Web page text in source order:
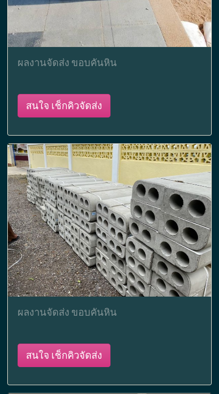
ผลงานจัดส่ง ขอบคันหิน
สนใจ เช็กคิวจัดส่ง
ผลงานจัดส่ง ขอบคันหิน
สนใจ เช็กคิวจัดส่ง